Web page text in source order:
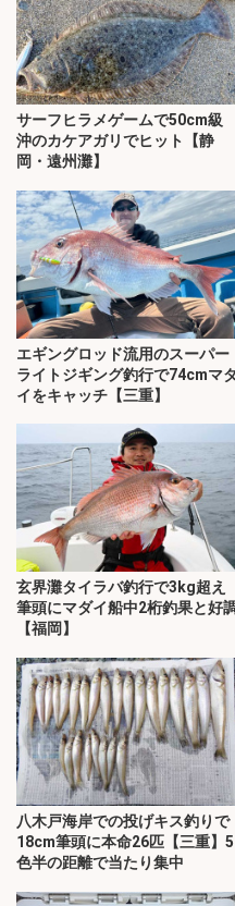
サーフヒラメゲームで50cm級
沖のカケアガリでヒット【静
岡・遠州灘】
エギングロッド流用のスーパー
ライトジギング釣行で74cmマ
イをキャッチ【三重】
玄界灘タイラバ釣行で3kg超え
筆頭にマダイ船中2桁釣果と好
【福岡】
八木戸海岸での投げキス釣りで
18cm筆頭に本命26匹【三重】5
色半の距離で当たり集中